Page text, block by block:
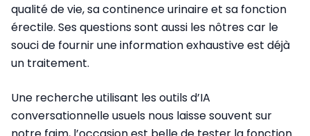
qualité de vie, sa continence urinaire et sa fonction
érectile. Ses questions sont aussi les nôtres car le
souci de fournir une information exhaustive est déjà
un traitement.
Une recherche utilisant les outils d’IA
conversationnelle usuels nous laisse souvent sur